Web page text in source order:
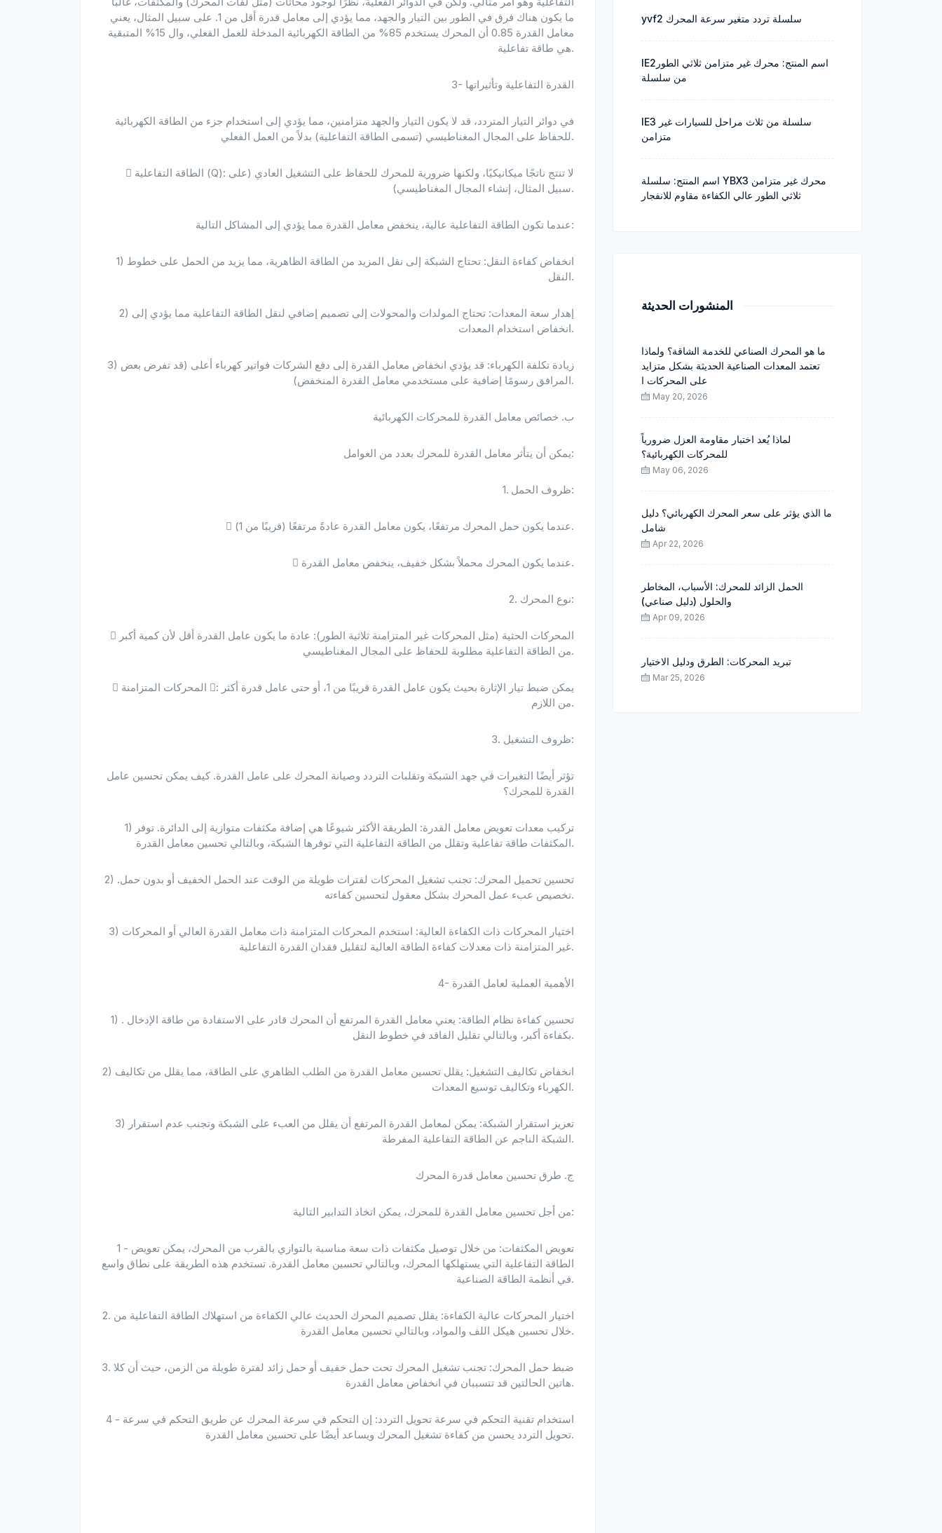
ما يكون هناك فرق في الطور بين التيار والجهد، مما يؤدي إلى معامل قدرة أقل من 1. على سبيل المثال، يعني
معامل القدرة 0.85 أن المحرك يستخدم 85% من الطاقة الكهربائية المدخلة للعمل الفعلي، وال 15% المتبقية
هي طاقة تفاعلية.
3- القدرة التفاعلية وتأثيراتها
في دوائر التيار المتردد، قد لا يكون التيار والجهد متزامنين، مما يؤدي إلى استخدام جزء من الطاقة الكهربائية
للحفاظ على المجال المغناطيسي (تسمى الطاقة التفاعلية) بدلاً من العمل الفعلي.
 الطاقة التفاعلية (Q): لا تنتج ناتجًا ميكانيكيًا، ولكنها ضرورية للمحرك للحفاظ على التشغيل العادي (على
سبيل المثال، إنشاء المجال المغناطيسي).
عندما تكون الطاقة التفاعلية عالية، ينخفض معامل القدرة مما يؤدي إلى المشاكل التالية:
1) انخفاض كفاءة النقل: تحتاج الشبكة إلى نقل المزيد من الطاقة الظاهرية، مما يزيد من الحمل على خطوط
النقل.
2) إهدار سعة المعدات: تحتاج المولدات والمحولات إلى تصميم إضافي لنقل الطاقة التفاعلية مما يؤدي إلى
انخفاض استخدام المعدات.
3) زيادة تكلفة الكهرباء: قد يؤدي انخفاض معامل القدرة إلى دفع الشركات فواتير كهرباء أعلى (قد تفرض بعض
المرافق رسومًا إضافية على مستخدمي معامل القدرة المنخفض).
ب. خصائص معامل القدرة للمحركات الكهربائية
يمكن أن يتأثر معامل القدرة للمحرك بعدد من العوامل:
1. ظروف الحمل:
 عندما يكون حمل المحرك مرتفعًا، يكون معامل القدرة عادةً مرتفعًا (قريبًا من 1).
 عندما يكون المحرك محملاً بشكل خفيف، ينخفض معامل القدرة.
2. نوع المحرك:
 المحركات الحثية (مثل المحركات غير المتزامنة ثلاثية الطور): عادة ما يكون عامل القدرة أقل لأن كمية أكبر
من الطاقة التفاعلية مطلوبة للحفاظ على المجال المغناطيسي.
 المحركات المتزامنة : يمكن ضبط تيار الإثارة بحيث يكون عامل القدرة قريبًا من 1، أو حتى عامل قدرة أكثر
من اللازم.
3. ظروف التشغيل:
تؤثر أيضًا التغيرات في جهد الشبكة وتقلبات التردد وصيانة المحرك على عامل القدرة. كيف يمكن تحسين عامل
القدرة للمحرك؟
1) تركيب معدات تعويض معامل القدرة: الطريقة الأكثر شيوعًا هي إضافة مكثفات متوازية إلى الدائرة. توفر
المكثفات طاقة تفاعلية وتقلل من الطاقة التفاعلية التي توفرها الشبكة، وبالتالي تحسين معامل القدرة.
2) تحسين تحميل المحرك: تجنب تشغيل المحركات لفترات طويلة من الوقت عند الحمل الخفيف أو بدون حمل.
تخصيص عبء عمل المحرك بشكل معقول لتحسين كفاءته.
3) اختيار المحركات ذات الكفاءة العالية: استخدم المحركات المتزامنة ذات معامل القدرة العالي أو المحركات
غير المتزامنة ذات معدلات كفاءة الطاقة العالية لتقليل فقدان القدرة التفاعلية.
4- الأهمية العملية لعامل القدرة
1) . تحسين كفاءة نظام الطاقة: يعني معامل القدرة المرتفع أن المحرك قادر على الاستفادة من طاقة الإدخال
بكفاءة أكبر، وبالتالي تقليل الفاقد في خطوط النقل.
2) انخفاض تكاليف التشغيل: يقلل تحسين معامل القدرة من الطلب الظاهري على الطاقة، مما يقلل من تكاليف
الكهرباء وتكاليف توسيع المعدات.
3) تعزيز استقرار الشبكة: يمكن لمعامل القدرة المرتفع أن يقلل من العبء على الشبكة وتجنب عدم استقرار
الشبكة الناجم عن الطاقة التفاعلية المفرطة.
ج. طرق تحسين معامل قدرة المحرك
من أجل تحسين معامل القدرة للمحرك، يمكن اتخاذ التدابير التالية:
1 - تعويض المكثفات: من خلال توصيل مكثفات ذات سعة مناسبة بالتوازي بالقرب من المحرك، يمكن تعويض
الطاقة التفاعلية التي يستهلكها المحرك، وبالتالي تحسين معامل القدرة. تستخدم هذه الطريقة على نطاق واسع
في أنظمة الطاقة الصناعية.
2. اختيار المحركات عالية الكفاءة: يقلل تصميم المحرك الحديث عالي الكفاءة من استهلاك الطاقة التفاعلية من
خلال تحسين هيكل اللف والمواد، وبالتالي تحسين معامل القدرة.
3. ضبط حمل المحرك: تجنب تشغيل المحرك تحت حمل خفيف أو حمل زائد لفترة طويلة من الزمن، حيث أن كلا
هاتين الحالتين قد تتسببان في انخفاض معامل القدرة.
4 - استخدام تقنية التحكم في سرعة تحويل التردد: إن التحكم في سرعة المحرك عن طريق التحكم في سرعة
تحويل التردد يحسن من كفاءة تشغيل المحرك ويساعد أيضًا على تحسين معامل القدرة.
yvf2 سلسلة تردد متغير سرعة المحرك
IE2اسم المنتج: محرك غير متزامن ثلاثي الطور
من سلسلة
IE3 سلسلة من ثلاث مراحل للسيارات غير
متزامن
اسم المنتج: سلسلة YBX3 محرك غير متزامن
ثلاثي الطور عالي الكفاءة مقاوم للانفجار
المنشورات الحديثة
ما هو المحرك الصناعي للخدمة الشاقة؟ ولماذا
تعتمد المعدات الصناعية الحديثة بشكل متزايد
على المحركات ا
May 20, 2026
لماذا يُعد اختبار مقاومة العزل ضرورياً
للمحركات الكهربائية؟
May 06, 2026
ما الذي يؤثر على سعر المحرك الكهربائي؟ دليل
شامل
Apr 22, 2026
الحمل الزائد للمحرك: الأسباب، المخاطر
والحلول (دليل صناعي)
Apr 09, 2026
تبريد المحركات: الطرق ودليل الاختيار
Mar 25, 2026